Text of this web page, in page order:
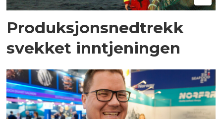
Produksjonsnedtrekk
svekket inntjeningen